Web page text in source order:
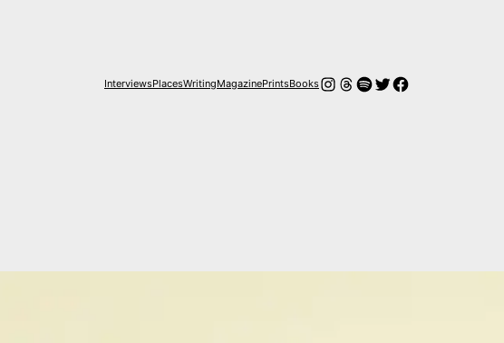
InterviewsPlacesWritingMagazinePrintsBooksInstagram
Hilos
Spotify
Twitter
Facebook